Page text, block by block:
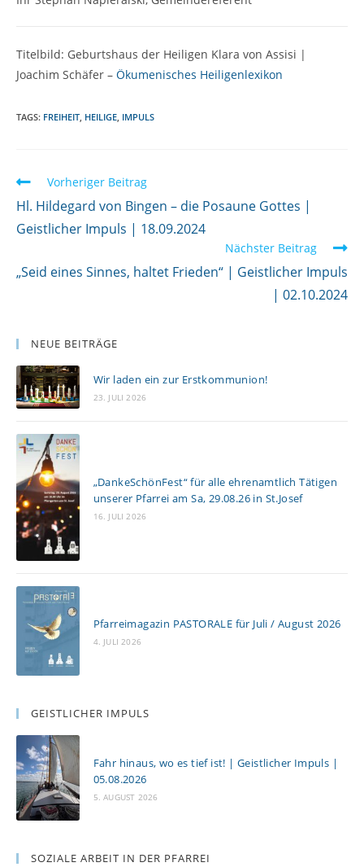
Titelbild: Geburtshaus der Heiligen Klara von Assisi |
Joachim Schäfer – Ökumenisches Heiligenlexikon
TAGS: FREIHEIT, HEILIGE, IMPULS
W
e
i
e
e
s
e
n
Vorheriger Beitrag
Hl. Hildegard von Bingen – die Posaune Gottes |
Geistlicher Impuls | 18.09.2024
Nächster Beitrag
„Seid eines Sinnes, haltet Frieden“ | Geistlicher Impuls
| 02.10.2024
NEUE BEITRÄGE
Wir laden ein zur Erstkommunion!
23. JULI 2026
„DankeSchönFest“ für alle ehrenamtlich Tätigen
unserer Pfarrei am Sa, 29.08.26 in St.Josef
16. JULI 2026
Pfarreimagazin PASTORALE für Juli / August 2026
4. JULI 2026
GEISTLICHER IMPULS
Fahr hinaus, wo es tief ist! | Geistlicher Impuls |
05.08.2026
5. AUGUST 2026
SOZIALE ARBEIT IN DER PFARREI